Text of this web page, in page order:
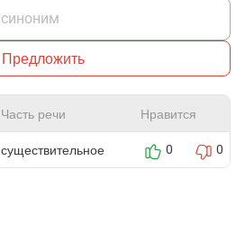
Предложить
Часть речи Нравится
существительное 0 0